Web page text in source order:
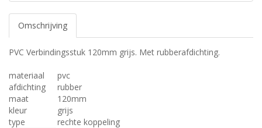
Omschrijving
PVC Verbindingsstuk 120mm grijs. Met rubberafdichting.
materiaal
pvc
afdichting
rubber
maat
120mm
kleur
grijs
type
rechte koppeling